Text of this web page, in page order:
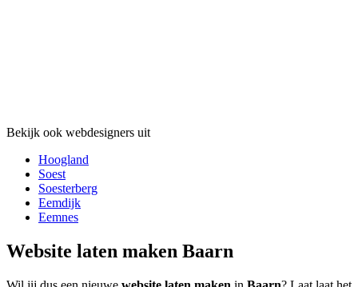
Bekijk ook webdesigners uit
Hoogland
Soest
Soesterberg
Eemdijk
Eemnes
Website laten maken Baarn